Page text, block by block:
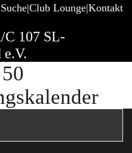
Suche Club Lounge Kontakt
C 107 SL-
e.V.